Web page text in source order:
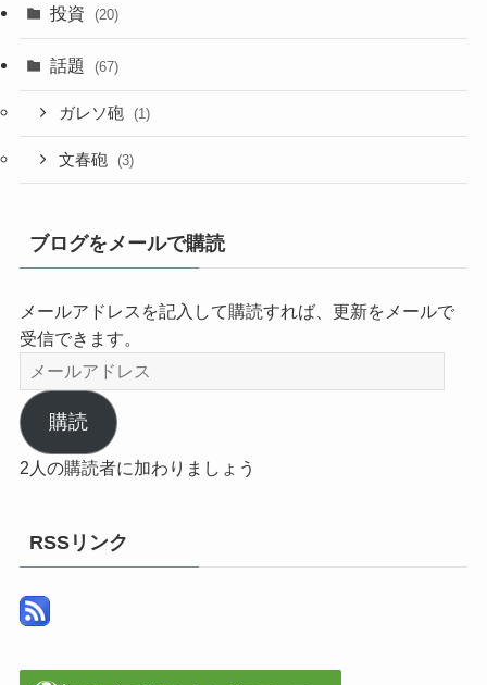
投資 (20)
話題 (67)
ガレソ砲 (1)
文春砲 (3)
ブログをメールで購読
メールアドレスを記入して購読すれば、更新をメールで
受信できます。
メ
ー
ル
ア
ド
購読
2人の購読者に加わりましょう
RSSリンク